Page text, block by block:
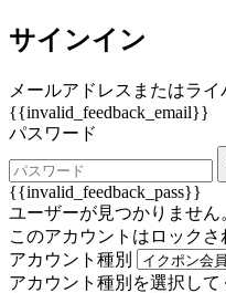
サインイン
メールアドレスまたはライ
{{invalid_feedback_email}}
パスワード
{{invalid_feedback_pass}}
ユーザーが見つかりません
このアカウントはロックさ
アカウント種別
アカウント種別を選択して